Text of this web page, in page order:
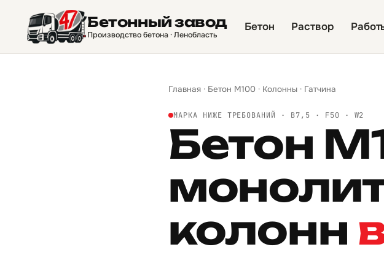
Бетонный завод
Производство бетона · Ленобласть
Бетон Раствор
Главная · Бетон М100 · Колонны · Гатчина
МАРКА НИЖЕ ТРЕБОВАНИЙ · B7,5 · F50 · W2
Бетон
колонн